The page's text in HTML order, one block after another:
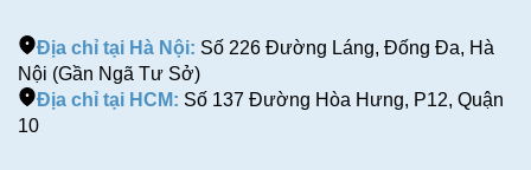
Địa chỉ tại Hà Nội: Số 226 Đường Láng, Đống Đa, Hà
Nội (Gần Ngã Tư Sở)
Địa chỉ tại HCM: Số 137 Đường Hòa Hưng, P12, Quận
10